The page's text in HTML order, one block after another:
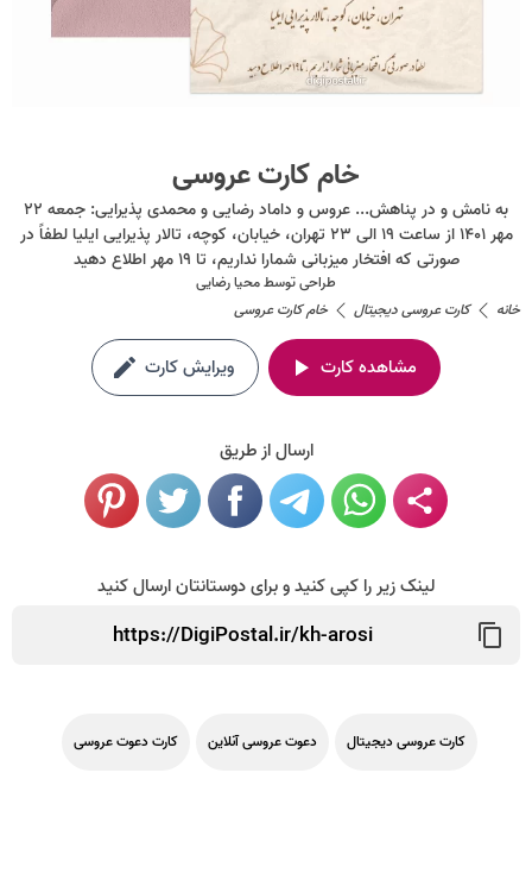
خام کارت عروسی
به نامش و در پناهش... عروس و داماد رضایی و محمدی پذیرایی: جمعه ۲۲
مهر ۱۴۰۱ از ساعت ۱۹ الی ۲۳ تهران، خیابان، کوچه، تالار پذیرایی ایلیا لطفاً در
صورتی که افتخار میزبانی شمارا نداریم، تا ۱۹ مهر اطلاع دهید
طراحی توسطمحیا رضایی
خانه
کارت عروسی دیجیتال خام کارت عروسی
مشاهده کارت ویرایش کارت
ارسال از طریق
لینک زیر را کپی کنید و برای دوستانتان ارسال کنید
کارت عروسی دیجیتال دعوت عروسی آنلاین کارت دعوت عروسی